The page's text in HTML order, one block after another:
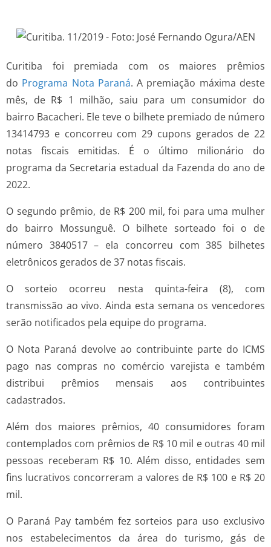
Curitiba foi premiada com os maiores prêmios
do Programa Nota Paraná. A premiação máxima deste
mês, de R$ 1 milhão, saiu para um consumidor do
bairro Bacacheri. Ele teve o bilhete premiado de número
13414793 e concorreu com 29 cupons gerados de 22
notas fiscais emitidas. É o último milionário do
programa da Secretaria estadual da Fazenda do ano de
2022.
O segundo prêmio, de R$ 200 mil, foi para uma mulher
do bairro Mossunguê. O bilhete sorteado foi o de
número 3840517 – ela concorreu com 385 bilhetes
eletrônicos gerados de 37 notas fiscais.
O sorteio ocorreu nesta quinta-feira (8), com
transmissão ao vivo. Ainda esta semana os vencedores
serão notificados pela equipe do programa.
O Nota Paraná devolve ao contribuinte parte do ICMS
pago nas compras no comércio varejista e também
distribui prêmios mensais aos contribuintes
cadastrados.
Além dos maiores prêmios, 40 consumidores foram
contemplados com prêmios de R$ 10 mil e outras 40 mil
pessoas receberam R$ 10. Além disso, entidades sem
fins lucrativos concorreram a valores de R$ 100 e R$ 20
mil.
O Paraná Pay também fez sorteios para uso exclusivo
nos estabelecimentos da área do turismo, gás de